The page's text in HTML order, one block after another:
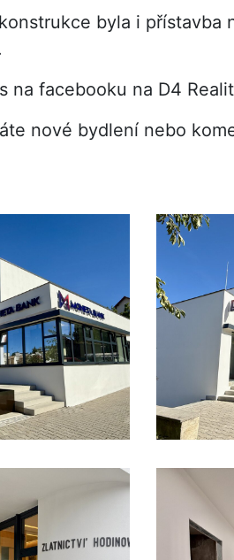
byla i
na facebooku na D4
nové bydlení nebo